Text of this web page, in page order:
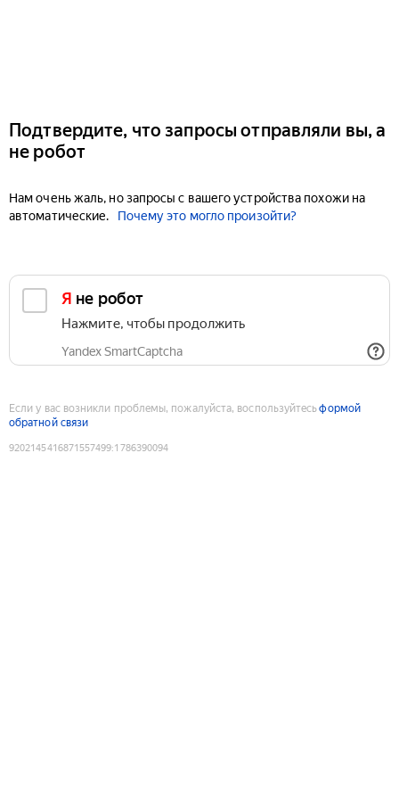
Подтвердите, что запросы отправляли вы, а
не робот
Нам очень жаль, но запросы с вашего устройства похожи на
автоматические.
Почему это могло произойти?
Я не робот
Нажмите, чтобы продолжить
Yandex SmartCaptcha
Если у вас возникли проблемы, пожалуйста, воспользуйтесьформой
обратной связи
9202145416871557499:1786390094